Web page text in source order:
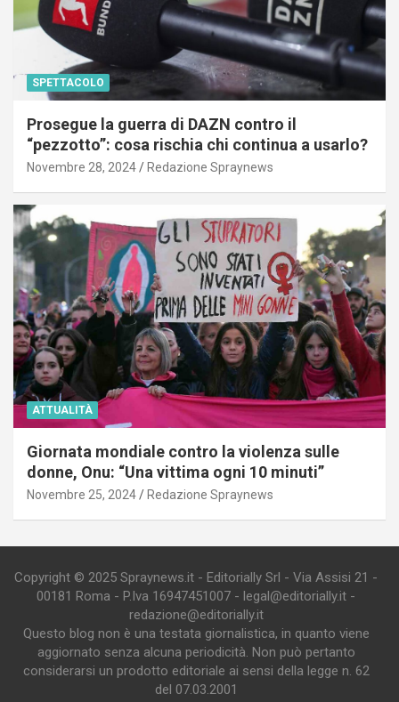
SPETTACOLO
Prosegue la guerra di DAZN contro il
“pezzotto”: cosa rischia chi continua a usarlo?
Novembre 28, 2024 Redazione Spraynews
ATTUALITÀ
Giornata mondiale contro la violenza sulle
donne, Onu: “Una vittima ogni 10 minuti”
Novembre 25, 2024 Redazione Spraynews
Copyright © 2025 Spraynews.it - Editorially Srl - Via Assisi 21 -
00181 Roma - P.Iva 16947451007 - legal@editorially.it -
redazione@editorially.it
Questo blog non è una testata giornalistica, in quanto viene
aggiornato senza alcuna periodicità. Non può pertanto
considerarsi un prodotto editoriale ai sensi della legge n. 62
del 07.03.2001